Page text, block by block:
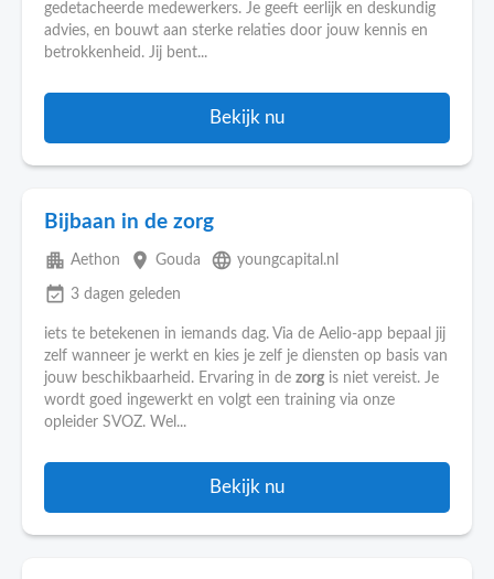
gedetacheerde medewerkers. Je geeft eerlijk en deskundig
advies, en bouwt aan sterke relaties door jouw kennis en
betrokkenheid. Jij bent...
Bekijk nu
Bijbaan in de zorg
apartment Aethon place Gouda language youngcapital.nl
event_available 3 dagen geleden
iets te betekenen in iemands dag. Via de Aelio-app bepaal jij
zelf wanneer je werkt en kies je zelf je diensten op basis van
jouw beschikbaarheid. Ervaring in de zorg is niet vereist. Je
wordt goed ingewerkt en volgt een training via onze
opleider SVOZ. Wel...
Bekijk nu